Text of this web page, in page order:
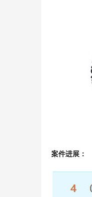
案件进展：